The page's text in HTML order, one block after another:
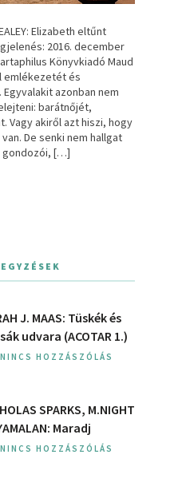
Elizabeth eltűnt
2016. december
Könyvkiadó Maud
emlékezetét és
azonban nem
barátnőjét,
Vagy akiről azt hiszi, hogy
De senki nem hallgat
gondozói, […]
J. MAAS: Tüskék és
udvara (ACOTAR 1.)
NINCS HOZZÁSZÓLÁS
SPARKS, M.NIGHT
Maradj
NINCS HOZZÁSZÓLÁS